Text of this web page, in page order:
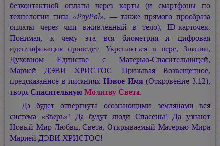
безконтактной оплаты через карты (и смартфоны по
технологии типа «PayPal», — также прямого прообраза
оплаты через чип вживлённый в тело), ID-карточек.
Понимая, к чему эта вся биометрия и цифровая
идентификация приведёт. Укрепляться в вере, Знании,
Духовном Единстве с Матерью-Спасительницей,
Марией ДЭВИ ХРИСТОС. Призывая Возвещенное,
предсказанное в писаниях Новое Имя(Откровение 3:12),
творяСпасительнуюМолитву Света.
Да будет отвергнута осознающими землянами вся
система «Зверь»! Да будут люди Спасены! Да узнают
Новый Мир Любви, Света, Открываемый Матерью Мира
Марией ДЭВИ ХРИСТОС!